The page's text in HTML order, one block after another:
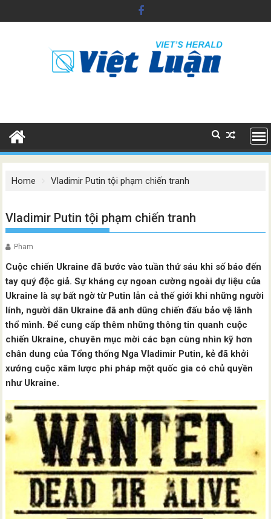
to
Home Vladimir Putin tội phạm chiến tranh
Vladimir Putin tội phạm chiến tranh
Pham
Cuộc chiến Ukraine đã bước vào tuần thứ sáu khi số báo đến
tay quý độc giả. Sự kháng cự ngoan cường ngoài dự liệu của
Ukraine là sự bất ngờ từ Putin lẫn cả thế giới khi những người
lính, người dân Ukraine đã anh dũng chiến đấu bảo vệ lãnh
thổ mình. Để cung cấp thêm những thông tin quanh cuộc
chiến Ukraine, chuyên mục mời các bạn cùng nhìn kỹ hơn
chân dung của Tổng thống Nga Vladimir Putin, kẻ đã khởi
xướng cuộc xâm lược phi pháp một quốc gia có chủ quyền
như Ukraine.